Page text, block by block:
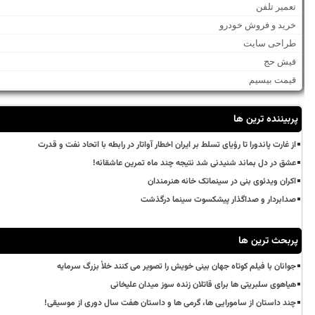
تعمیر تلفن
خرید و فروش خودرو
طراحی سایت
فیش حج
قیمت بیسیم
پربیننده ترین ها
از غارت پاندورا تا رؤیای تسلط بر ایران اخطار آواتار در رابطه با اتحاد نفت و قدرت
عشق در دل بماند شنیدنی شد نتیجه چند ماه تمرین عاشقانه!
اکران ویدئوی بنی در سینماتک خانه هنرمندان
صدابردار و صداگذار پیشکسوت سینما درگذشت
پربحث ترین ها
جوانان با فیلم کوتاه جهان بینی خویش را تصویر می کنند خلأ بزرگ سرمایه
هیاهوی سلبریتی ها برای قاتلان زنده سوز میدان علیخانی
چند داستان از سامورایی ها، گرمی ها و داستان هفت سال دوری از موسیقی!